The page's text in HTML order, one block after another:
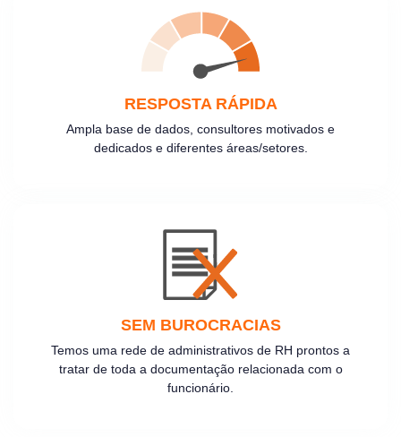
RESPOSTA RÁPIDA
Ampla base de dados, consultores motivados e
dedicados e diferentes áreas/setores.
SEM BUROCRACIAS
Temos uma rede de administrativos de RH prontos a
tratar de toda a documentação relacionada com o
funcionário.